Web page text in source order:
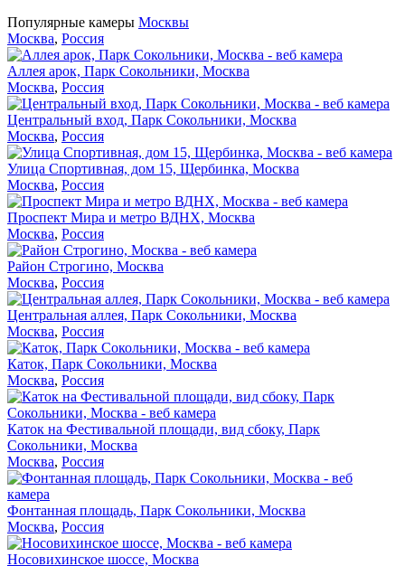
Популярные камеры Москвы
Москва, Россия
Аллея арок, Парк Сокольники, Москва
Москва, Россия
Центральный вход, Парк Сокольники, Москва
Москва, Россия
Улица Спортивная, дом 15, Щербинка, Москва
Москва, Россия
Проспект Мира и метро ВДНХ, Москва
Москва, Россия
Район Строгино, Москва
Москва, Россия
Центральная аллея, Парк Сокольники, Москва
Москва, Россия
Каток, Парк Сокольники, Москва
Москва, Россия
Каток на Фестивальной площади, вид сбоку, Парк
Сокольники, Москва
Москва, Россия
Фонтанная площадь, Парк Сокольники, Москва
Москва, Россия
Носовихинское шоссе, Москва